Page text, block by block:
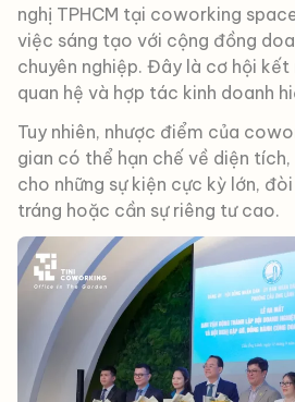
nghị TPHCM tại coworking
việc sáng tạo với cộng đồng
chuyên nghiệp. Đây là cơ hội kết
quan hệ và hợp tác kinh doanh
Tuy nhiên, nhược điểm của
gian có thể hạn chế về diện
cho những sự kiện cực kỳ lớn,
tráng hoặc cần sự riêng tư cao.